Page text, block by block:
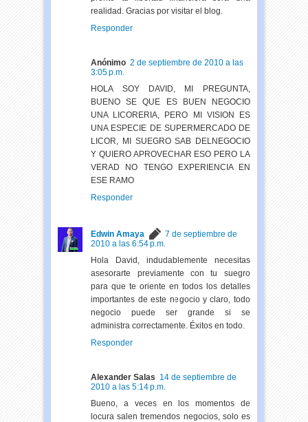
realidad. Gracias por visitar el blog.
Responder
Anónimo 2 de septiembre de 2010 a las
3:05 p.m.
HOLA SOY DAVID, MI PREGUNTA,
BUENO SE QUE ES BUEN NEGOCIO
UNA LICORERIA, PERO MI VISION ES
UNA ESPECIE DE SUPERMERCADO DE
LICOR, MI SUEGRO SAB DELNEGOCIO
Y QUIERO APROVECHAR ESO PERO LA
VERAD NO TENGO EXPERIENCIA EN
ESE RAMO
Responder
Edwin Amaya
7 de septiembre de
2010 a las 6:54 p.m.
Hola David, indudablemente necesitas
asesorarte previamente con tu suegro
para que te oriente en todos los detalles
importantes de este negocio y claro, todo
negocio puede ser grande si se
administra correctamente. Éxitos en todo.
Responder
Alexander Salas 14 de septiembre de
2010 a las 5:14 p.m.
Bueno, a veces en los momentos de
locura salen tremendos negocios, solo es